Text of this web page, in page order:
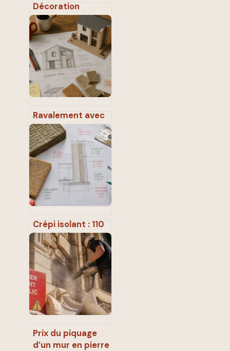
Décoration
murale vert sauge
: 4 matériaux et 3
nuances pour une
ambiance
apaisante
Ravalement avec
ITE : comment
réduire vos
factures de 30 %
tout en
respectant la loi
Crépi isolant : 110
à 250 € le m² et
les erreurs de
pose qui ruinent
l’isolation
Prix du piquage
d’un mur en pierre